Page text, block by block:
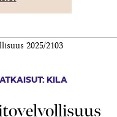
2025/2103
KILA